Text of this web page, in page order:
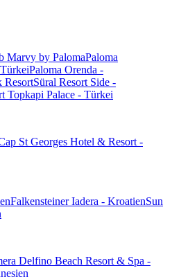
Marvy by PalomaPaloma
Paloma Orenda -
ResortSüral Resort Side -
Topkapi Palace - Türkei
St Georges Hotel & Resort -
Falkensteiner Iadera - KroatienSun
Delfino Beach Resort & Spa -